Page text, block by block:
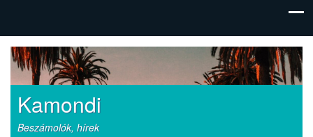
Kamondi
Beszámolók, hírek